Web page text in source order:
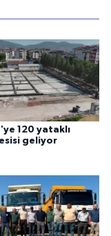
120 yataklı
geliyor